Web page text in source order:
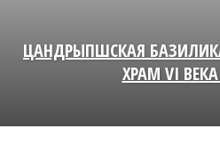
ЦАНДРЫПШСКАЯ
ХРАМ VI